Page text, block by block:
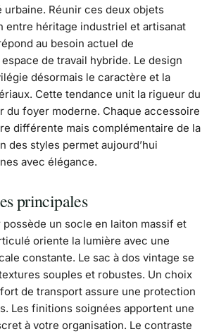
urbaine. Réunir ces deux objets
entre héritage industriel et artisanat
au besoin actuel de
de travail hybride. Le design
désormais le caractère et la
Cette tendance unit la rigueur du
du foyer moderne. Chaque accessoire
différente mais complémentaire de la
des styles permet aujourd’hui
avec élégance.
principales
possède un socle en laiton massif et
oriente la lumière avec une
constante. Le sac à dos vintage se
souples et robustes. Un choix
de transport assure une protection
Les finitions soignées apportent une
à votre organisation. Le contraste